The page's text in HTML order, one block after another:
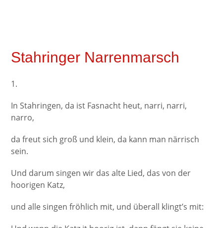
Stahringer Narrenmarsch
1.
In Stahringen, da ist Fasnacht heut, narri, narri,
narro,
da freut sich groß und klein, da kann man närrisch
sein.
Und darum singen wir das alte Lied, das von der
hoorigen Katz,
und alle singen fröhlich mit, und überall klingt’s mit: